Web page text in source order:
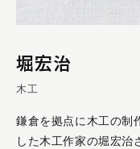
堀宏治
木工
鎌倉を拠点に木工の制
した木工作家の堀宏治